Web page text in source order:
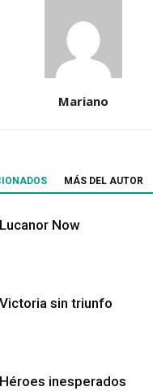
Mariano
MÁS DEL AUTOR
Lucanor Now
Victoria sin triunfo
Héroes inesperados